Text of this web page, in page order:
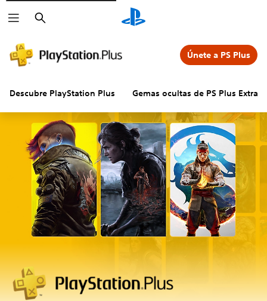
Buscar
Descubre PlayStation Plus Gemas ocultas de PS Plus Extra
Únete a PS Plus